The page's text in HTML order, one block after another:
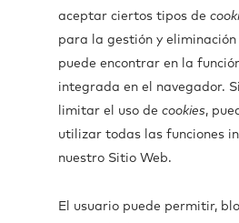
aceptar ciertos tipos de
para la gestión y eliminación
puede encontrar en la
integrada en el navegador.
limitar el uso de cookies,
utilizar todas las funciones
nuestro Sitio Web.
El usuario puede permitir,